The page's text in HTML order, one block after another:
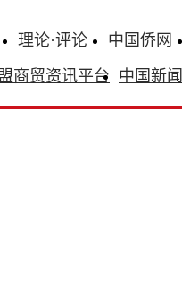
理论·评论 中国侨网
商贸资讯平台 中国新